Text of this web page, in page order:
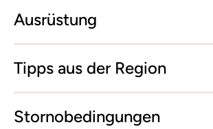
Ausrüstung
Tipps aus der Region
Stornobedingungen